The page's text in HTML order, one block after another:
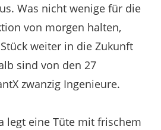
Was nicht wenige für die
von morgen halten,
weiter in die Zukunft
sind von den 27
zwanzig Ingenieure.
legt eine Tüte mit frischem